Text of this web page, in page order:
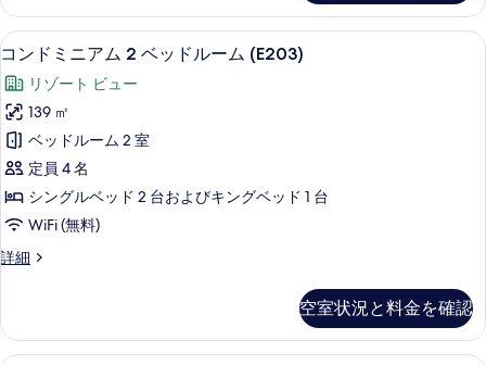
べ
て
の
写
真
を
表
示
す
ニ
ア
ム
Bedrooms)
の
詳
細
コ
ン
ド
ミ
ニ
ア
ム
ベ
ド
ル
コンドミニアム 2 ベッドルーム
17
コンドミニアム 2 ベッドルーム (E203)
リゾート ビュー
139 ㎡
ベッドルーム 2 室
定員 4 名
シングルベッド 2 台およびキングベッド 1 台
WiFi (無料)
詳細
コ
ニ
ア
空室状況と料金を確認